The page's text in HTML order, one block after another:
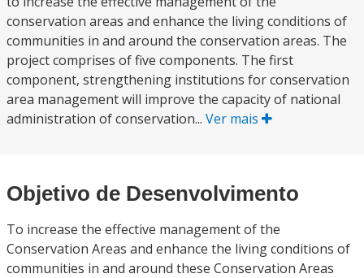
conservation areas and enhance the living conditions of
communities in and around the conservation areas. The
project comprises of five components. The first
component, strengthening institutions for conservation
area management will improve the capacity of national
administration of conservation... Ver mais
Objetivo de Desenvolvimento
To increase the effective management of the
Conservation Areas and enhance the living conditions of
communities in and around these Conservation Areas